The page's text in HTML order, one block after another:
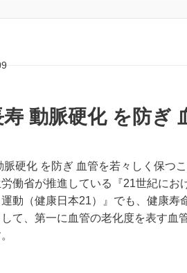
動脈硬化 を防ぎ
脈硬化 を防ぎ 血管を若々しく保つ
働省が推進している『21世紀にお
動（健康日本21）』でも、健康寿
て、第一に血管の老化度を表す血